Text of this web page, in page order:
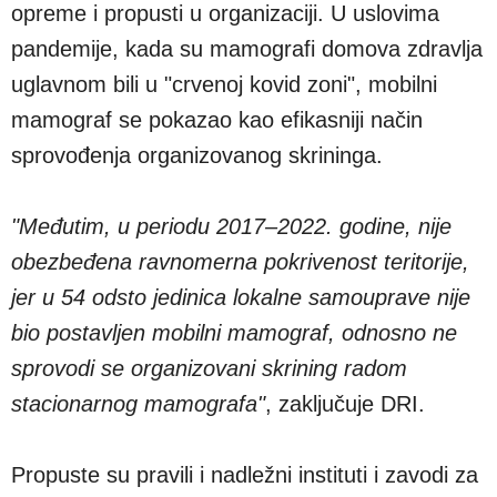
opreme i propusti u organizaciji. U uslovima
pandemije, kada su mamografi domova zdravlja
uglavnom bili u "crvenoj kovid zoni", mobilni
mamograf se pokazao kao efikasniji način
sprovođenja organizovanog skrininga.
"Međutim, u periodu 2017–2022. godine, nije
obezbeđena ravnomerna pokrivenost teritorije,
jer u 54 odsto jedinica lokalne samouprave nije
bio postavljen mobilni mamograf, odnosno ne
sprovodi se organizovani skrining radom
stacionarnog mamografa", zaključuje DRI.
Propuste su pravili i nadležni instituti i zavodi za